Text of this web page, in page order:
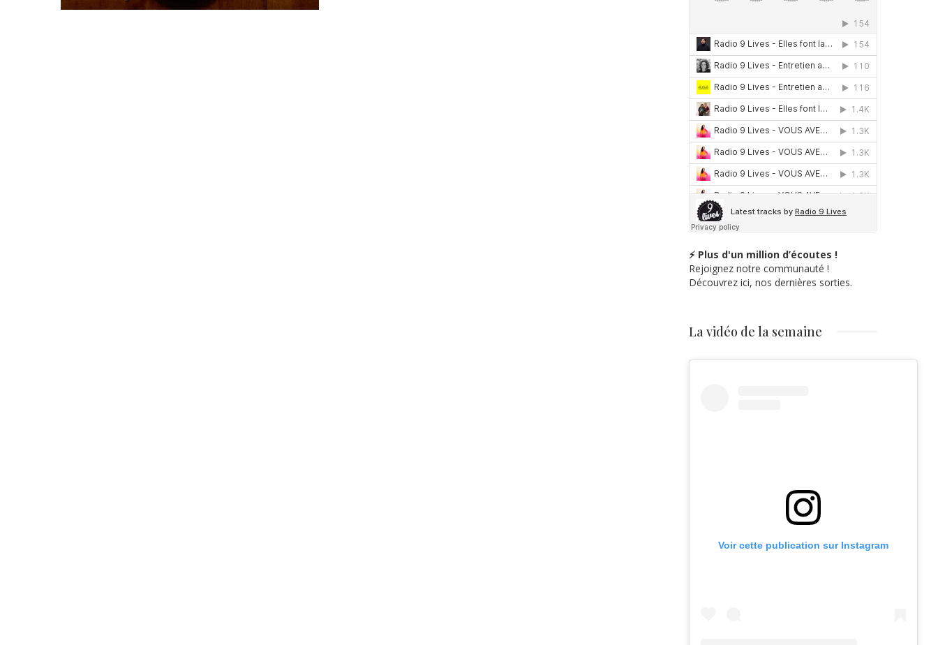
⚡ Plus d'un million d’écoutes !
Rejoignez notre communauté !
Découvrez ici, nos dernières sorties.
La vidéo de la semaine
Voir cette publication sur Instagram